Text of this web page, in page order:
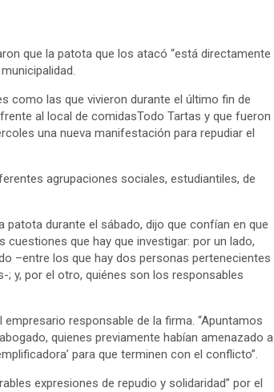
que la patota que los atacó “está directamente
como las que vivieron durante el último fin de
al local de comidasTodo Tartas y que fueron
una nueva manifestación para repudiar el
agrupaciones sociales, estudiantiles, de
durante el sábado, dijo que confían en que
que hay que investigar: por un lado,
–entre los que hay dos personas pertenecientes
y, por el otro, quiénes son los responsables
responsable de la firma. “Apuntamos
quienes previamente habían amenazado a
para que terminen con el conflicto”.
expresiones de repudio y solidaridad” por el